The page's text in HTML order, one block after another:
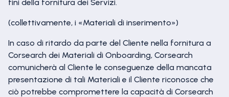
fini della fornitura dei Servizi.
(collettivamente, i «Materiali di inserimento»)
In caso di ritardo da parte del Cliente nella fornitura a
Corsearch dei Materiali di Onboarding, Corsearch
comunicherà al Cliente le conseguenze della mancata
presentazione di tali Materiali e il Cliente riconosce che
ciò potrebbe compromettere la capacità di Corsearch